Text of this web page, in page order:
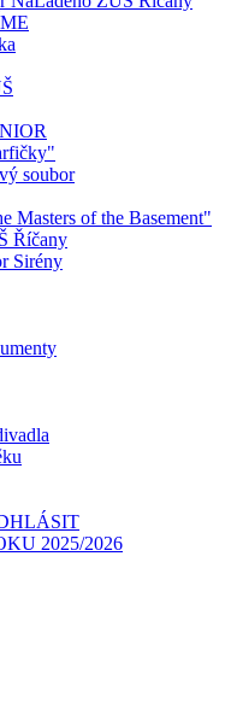
soubor
Masters of the Basement"
Říčany
Sirény
2025/2026